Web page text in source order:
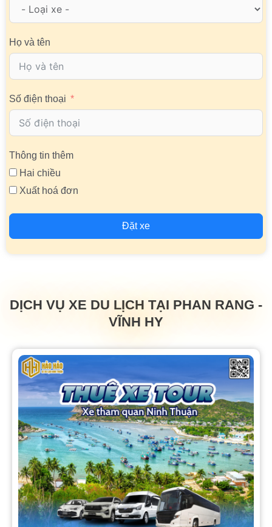
Họ và tên
Số điện thoại
Thông tin thêm
Hai chiều
Xuất hoá đơn
Đặt xe
DỊCH VỤ XE DU LỊCH TẠI PHAN RANG -
VĨNH HY